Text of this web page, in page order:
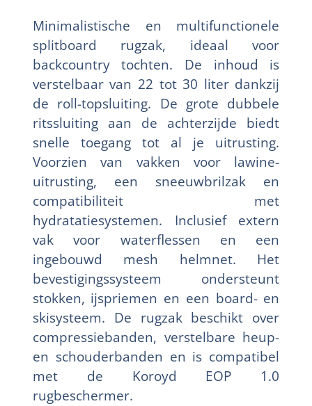
Minimalistische en multifunctionele
splitboard rugzak, ideaal voor
backcountry tochten. De inhoud is
verstelbaar van 22 tot 30 liter dankzij
de roll-topsluiting. De grote dubbele
ritssluiting aan de achterzijde biedt
snelle toegang tot al je uitrusting.
Voorzien van vakken voor lawine-
uitrusting, een sneeuwbrilzak en
compatibiliteit met
hydratatiesystemen. Inclusief extern
vak voor waterflessen en een
ingebouwd mesh helmnet. Het
bevestigingssysteem ondersteunt
stokken, ijspriemen en een board- en
skisysteem. De rugzak beschikt over
compressiebanden, verstelbare heup-
en schouderbanden en is compatibel
met de Koroyd EOP 1.0
rugbeschermer.